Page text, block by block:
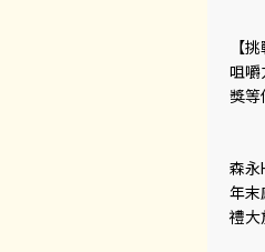
【
咀嚼
獎等
森永
年末
禮大